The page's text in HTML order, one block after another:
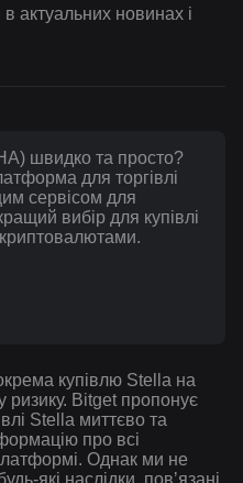
актуальних новинах і
швидко та просто?
для торгівлі
сервісом для
вибір для купівлі
купівлю Stella на
ризику. Bitget пропонує
Stella миттєво та
про всі
Однак ми не
які наслідки, повʼязані